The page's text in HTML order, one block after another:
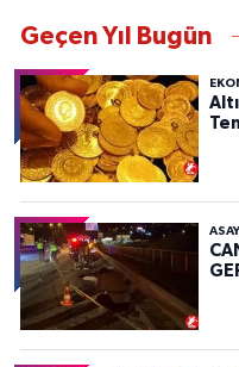
Geçen Yıl Bugün